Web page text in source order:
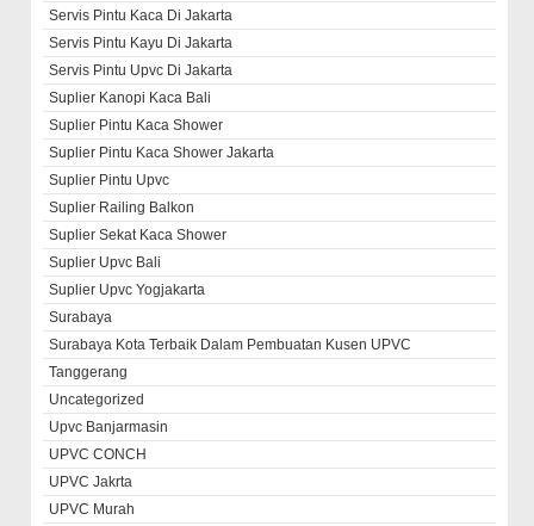
Servis Pintu Kaca Di Jakarta
Servis Pintu Kayu Di Jakarta
Servis Pintu Upvc Di Jakarta
Suplier Kanopi Kaca Bali
Suplier Pintu Kaca Shower
Suplier Pintu Kaca Shower Jakarta
Suplier Pintu Upvc
Suplier Railing Balkon
Suplier Sekat Kaca Shower
Suplier Upvc Bali
Suplier Upvc Yogjakarta
Surabaya
Surabaya Kota Terbaik Dalam Pembuatan Kusen UPVC
Tanggerang
Uncategorized
Upvc Banjarmasin
UPVC CONCH
UPVC Jakrta
UPVC Murah